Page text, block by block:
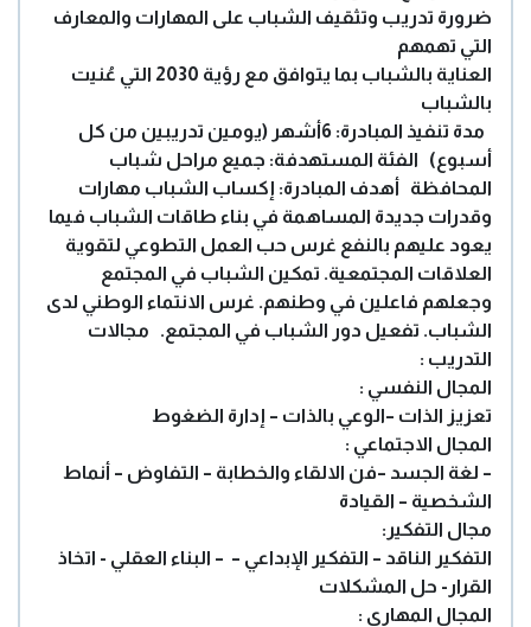
ضرورة تدريب وتثقيف الشباب على المهارات والمعارف
التي تهمهم
العناية بالشباب بما يتوافق مع رؤية 2030 التي عُنيت
بالشباب
مدة تنفيذ المبادرة: 6أشهر (يومين تدريبين من كل
أسبوع)
الفئة المستهدفة: جميع مراحل شباب
المحافظة
أهدف المبادرة: إكساب الشباب مهارات
وقدرات جديدة المساهمة في بناء طاقات الشباب فيما
يعود عليهم بالنفع غرس حب العمل التطوعي لتقوية
العلاقات المجتمعية. تمكين الشباب في المجتمع
وجعلهم فاعلين في وطنهم. غرس الانتماء الوطني لدى
الشباب. تفعيل دور الشباب في المجتمع.
مجالات
التدريب :
المجال النفسي :
تعزيز الذات –الوعي بالذات – إدارة الضغوط
المجال الاجتماعي :
– لغة الجسد –فن الالقاء والخطابة – التفاوض – أنماط
الشخصية – القيادة
مجال التفكير:
التفكير الناقد – التفكير الإبداعي – – البناء العقلي - اتخاذ
القرار- حل المشكلات
المجال المهاري :